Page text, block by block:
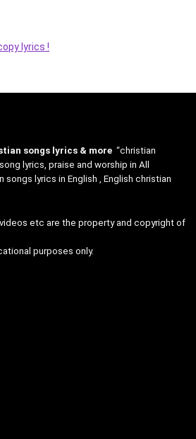
lyrics !
songs lyrics & more “christian
lyrics, praise and worship in All
songs lyrics in English , English christian
etc are the property and copyright of
purposes only.